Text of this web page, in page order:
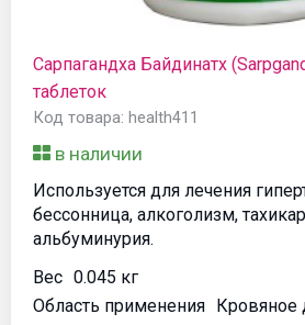
Сарпагандха Байдинатх
таблеток
Код товара: health411
в наличии
Используется для лечения
бессонница, алкоголизм,
альбуминурия.
Вес 0.045 кг
Область применения Кровяное